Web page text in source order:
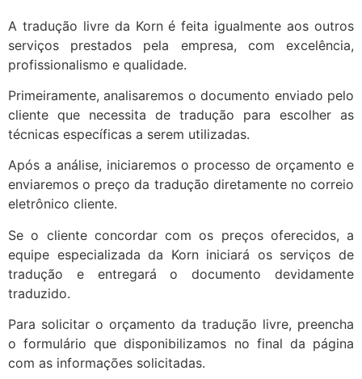
A tradução livre da Korn é feita igualmente aos outros
serviços prestados pela empresa, com excelência,
profissionalismo e qualidade.
Primeiramente, analisaremos o documento enviado pelo
cliente que necessita de tradução para escolher as
técnicas específicas a serem utilizadas.
Após a análise, iniciaremos o processo de orçamento e
enviaremos o preço da tradução diretamente no correio
eletrônico cliente.
Se o cliente concordar com os preços oferecidos, a
equipe especializada da Korn iniciará os serviços de
tradução e entregará o documento devidamente
traduzido.
Para solicitar o orçamento da tradução livre, preencha
o formulário que disponibilizamos no final da página
com as informações solicitadas.